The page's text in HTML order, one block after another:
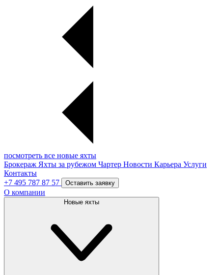
посмотреть все новые яхты
Брокераж Яхты за рубежом Чартер Новости Карьера Услуги
Контакты
+7 495 787 87 57
Оставить заявку
О компании
Новые яхты